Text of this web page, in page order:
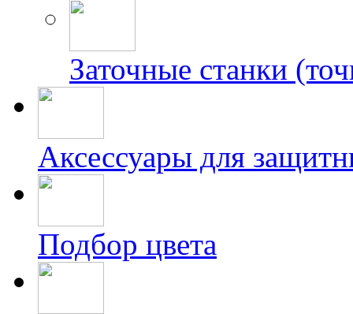
Заточные станки
Аксессуары для
Подбор цвета